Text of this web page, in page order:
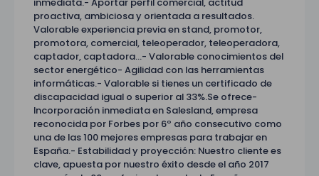
proactiva, ambiciosa y orientada a resultados.
Valorable experiencia previa en stand, promotor,
promotora, comercial, teleoperador, teleoperadora,
captador, captadora…- Valorable conocimientos del
sector energético- Agilidad con las herramientas
informáticas.- Valorable si tienes un certificado de
discapacidad igual o superior al 33%.Se ofrece-
Incorporación inmediata en Salesland, empresa
reconocida por Forbes por 6º año consecutivo como
una de las 100 mejores empresas para trabajar en
España.- Estabilidad y proyección: Nuestro cliente es
clave, apuesta por nuestro éxito desde el año 2017